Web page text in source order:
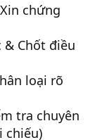
chứng
Chốt điều
loại rõ
tra chuyên
chiếu)